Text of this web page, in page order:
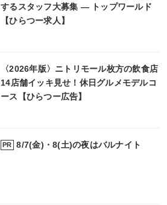
するスタッフ大募集 ― トップワールド
【ひらつー求人】
〈2026年版〉ニトリモール枚方の飲食店
14店舗イッキ見せ！休日グルメモデルコ
ース【ひらつー広告】
PR 8/7(金)・8(土)の夜はバルナイト